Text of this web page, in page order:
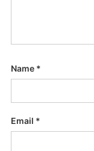
Name *
Email *